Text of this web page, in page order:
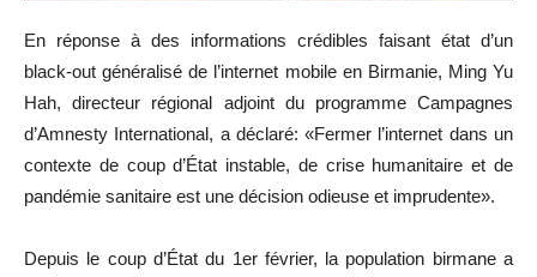
En réponse à des informations crédibles faisant état d’un
black-out généralisé de l’internet mobile en Birmanie, Ming Yu
Hah, directeur régional adjoint du programme Campagnes
d’Amnesty International, a déclaré: «Fermer l’internet dans un
contexte de coup d’État instable, de crise humanitaire et de
pandémie sanitaire est une décision odieuse et imprudente».
Depuis le coup d’État du 1er février, la population birmane a